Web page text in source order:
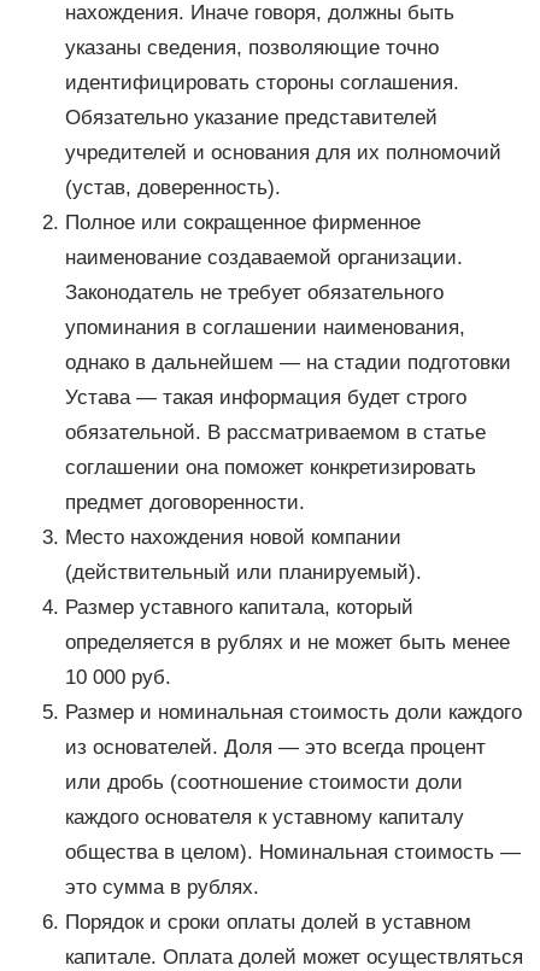
нахождения. Иначе говоря, должны быть
указаны сведения, позволяющие точно
идентифицировать стороны соглашения.
Обязательно указание представителей
учредителей и основания для их полномочий
(устав, доверенность).
Полное или сокращенное фирменное
наименование создаваемой организации.
Законодатель не требует обязательного
упоминания в соглашении наименования,
однако в дальнейшем — на стадии подготовки
Устава — такая информация будет строго
обязательной. В рассматриваемом в статье
соглашении она поможет конкретизировать
предмет договоренности.
Место нахождения новой компании
(действительный или планируемый).
Размер уставного капитала, который
определяется в рублях и не может быть менее
10 000 руб.
Размер и номинальная стоимость доли каждого
из основателей. Доля — это всегда процент
или дробь (соотношение стоимости доли
каждого основателя к уставному капиталу
общества в целом). Номинальная стоимость —
это сумма в рублях.
Порядок и сроки оплаты долей в уставном
капитале. Оплата долей может осуществляться